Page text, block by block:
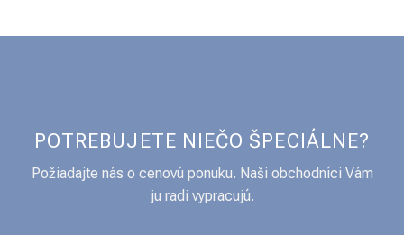
POTREBUJETE NIEČO ŠPECIÁLNE?
Požiadajte nás o cenovú ponuku. Naši obchodníci Vám
ju radi vypracujú.